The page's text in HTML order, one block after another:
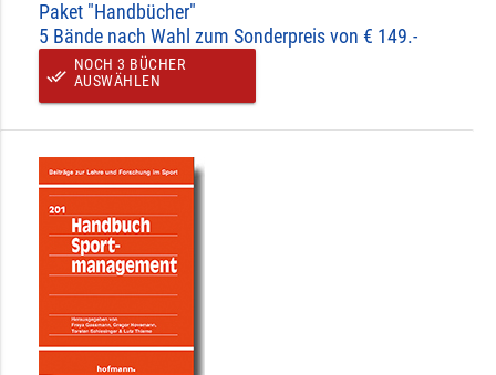
Paket "Handbücher"
5 Bände nach Wahl zum Sonderpreis von € 149.-
done_all
NOCH 3 BÜCHER
AUSWÄHLEN